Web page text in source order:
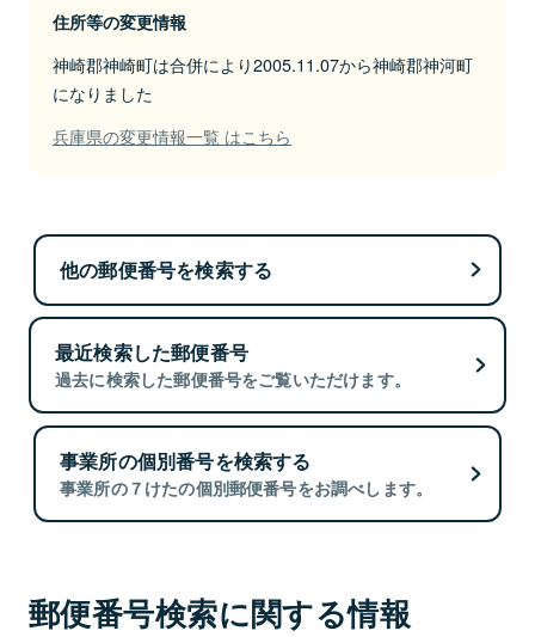
住所等の変更情報
神崎郡神崎町は合併により2005.11.07から神崎郡神河町
になりました
兵庫県の変更情報一覧 はこちら
他の郵便番号を検索する
最近検索した郵便番号
過去に検索した郵便番号をご覧いただけます。
事業所の個別番号を検索する
事業所の７けたの個別郵便番号をお調べします。
郵便番号検索に関する情報